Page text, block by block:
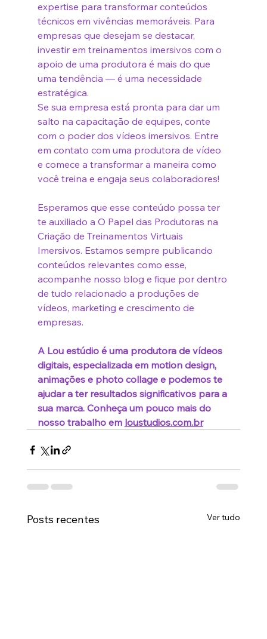
expertise para transformar conteúdos
técnicos em vivências memoráveis. Para
empresas que desejam se destacar,
investir em treinamentos imersivos com o
apoio de uma produtora é mais do que
uma tendência — é uma necessidade
estratégica.
Se sua empresa está pronta para dar um
salto na capacitação de equipes, conte
com o poder dos vídeos imersivos. Entre
em contato com uma produtora de vídeo
e comece a transformar a maneira como
você treina e engaja seus colaboradores!
Esperamos que esse conteúdo possa ter
te auxiliado a O Papel das Produtoras na
Criação de Treinamentos Virtuais
Imersivos. Estamos sempre publicando
conteúdos relevantes como esse,
acompanhe nosso blog e fique por dentro
de tudo relacionado a produções de
vídeos, marketing e crescimento de
empresas.
A Lou estúdio é uma produtora de vídeos
digitais, especializada em motion design,
animações e photo collage e podemos te
ajudar a ter resultados significativos para a
sua marca. Conheça um pouco mais do
nosso trabalho em loustudios.com.br
Posts recentes Ver tudo